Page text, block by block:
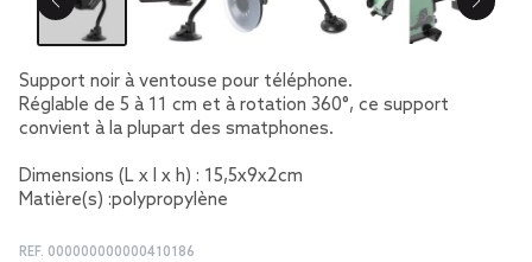
Support noir à ventouse pour téléphone.
Réglable de 5 à 11 cm et à rotation 360°, ce support
convient à la plupart des smatphones.
Dimensions (L x l x h) : 15,5x9x2cm
Matière(s) :polypropylène
REF. 000000000000410186